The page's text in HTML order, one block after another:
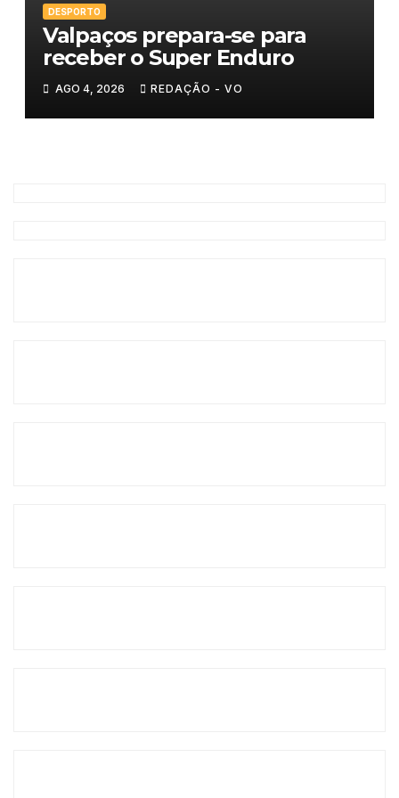
DESPORTO
Valpaços prepara-se para
receber o Super Enduro
AGO 4, 2026 REDAÇÃO - VO